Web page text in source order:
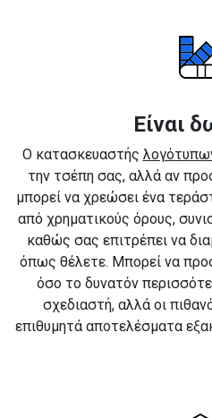
Είναι
Ο κατασκευαστής
την τσέπη σας, αλλά αν
μπορεί να χρεώσει ένα
από χρηματικούς όρους,
καθώς σας επιτρέπει να
όπως θέλετε. Μπορεί να
όσο το δυνατόν
σχεδιαστή, αλλά οι
επιθυμητά αποτελέσματα